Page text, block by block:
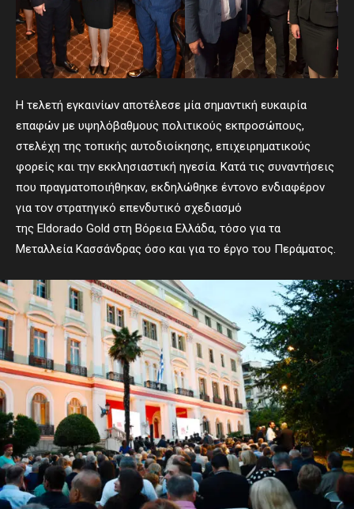
Η τελετή εγκαινίων αποτέλεσε μία σημαντική ευκαιρία
επαφών με υψηλόβαθμους πολιτικούς εκπροσώπους,
στελέχη της τοπικής αυτοδιοίκησης, επιχειρηματικούς
φορείς και την εκκλησιαστική ηγεσία. Κατά τις συναντήσεις
που πραγματοποιήθηκαν, εκδηλώθηκε έντονο ενδιαφέρον
για τον στρατηγικό επενδυτικό σχεδιασμό
της Eldorado Gold στη Βόρεια Ελλάδα, τόσο για τα
Μεταλλεία Κασσάνδρας όσο και για το έργο του Περάματος.